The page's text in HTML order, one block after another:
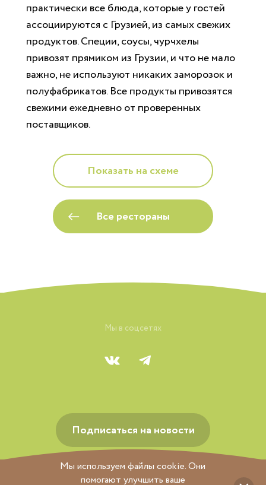
Показать на схеме
Все рестораны
практически все блюда, которые у гостей
ассоциируются с Грузией, из самых свежих
продуктов. Специи, соусы, чурчхелы
привозят прямиком из Грузии, и что не мало
важно, не используют никаких заморозок и
полуфабрикатов. Все продукты привозятся
свежими ежедневно от проверенных
поставщиков.
Мы используем файлы cookie. Они
помогают улучшить ваше
Мы в соцсетях
Подписаться на новости